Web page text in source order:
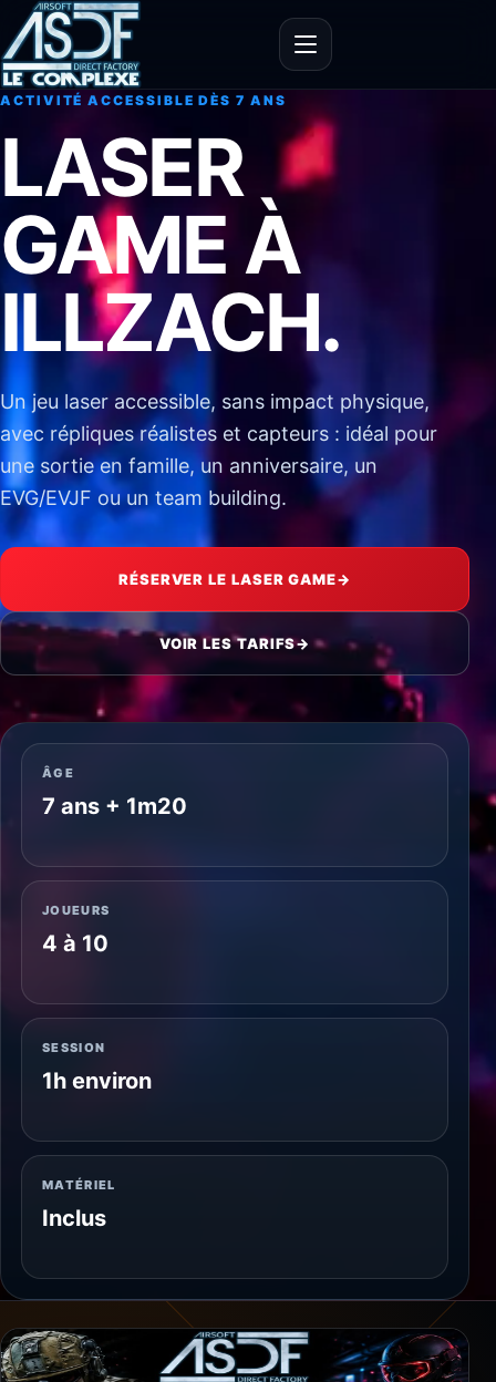
Ouvrir le menu
ACTIVITÉ ACCESSIBLE DÈS 7 ANS
LASER
GAME À
ILLZACH.
Un jeu laser accessible, sans impact physique,
avec répliques réalistes et capteurs : idéal pour
une sortie en famille, un anniversaire, un
EVG/EVJF ou un team building.
RÉSERVER LE LASER GAME→
VOIR LES TARIFS→
ÂGE
7 ans + 1m20
JOUEURS
4 à 10
SESSION
1h environ
MATÉRIEL
Inclus